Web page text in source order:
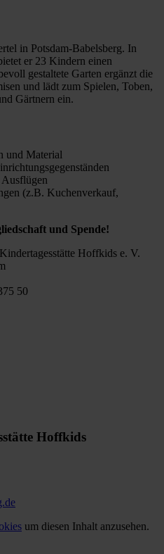
in Potsdam-Babelsberg. In
er 23 Kindern einen
gestaltete Garten ergänzt die
und lädt zum Spielen, Toben,
Gärtnern ein.
und Material
(z.B. Kuchenverkauf,
und Spende!
Hoffkids e. V.
50
Hoffkids
um diesen Inhalt anzusehen.